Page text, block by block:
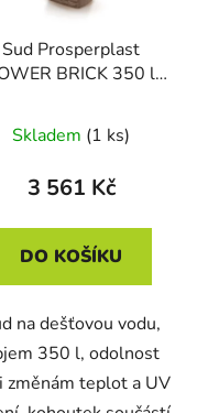
Sud Prosperplast
BRICK 350 l
Skladem (1 ks)
3 561 Kč
DO KOŠÍKU
na dešťovou vodu,
350 l, odolnost
změnám teplot a UV